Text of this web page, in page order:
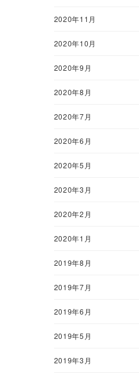
2020年11月
2020年10月
2020年9月
2020年8月
2020年7月
2020年6月
2020年5月
2020年3月
2020年2月
2020年1月
2019年8月
2019年7月
2019年6月
2019年5月
2019年3月